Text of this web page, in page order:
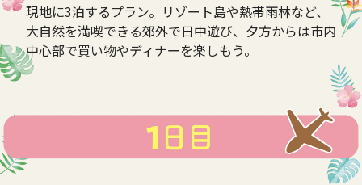
現地に3泊するプラン。リゾート島や熱帯雨林など、
大自然を満喫できる郊外で日中遊び、夕方からは市内
中心部で買い物やディナーを楽しもう。